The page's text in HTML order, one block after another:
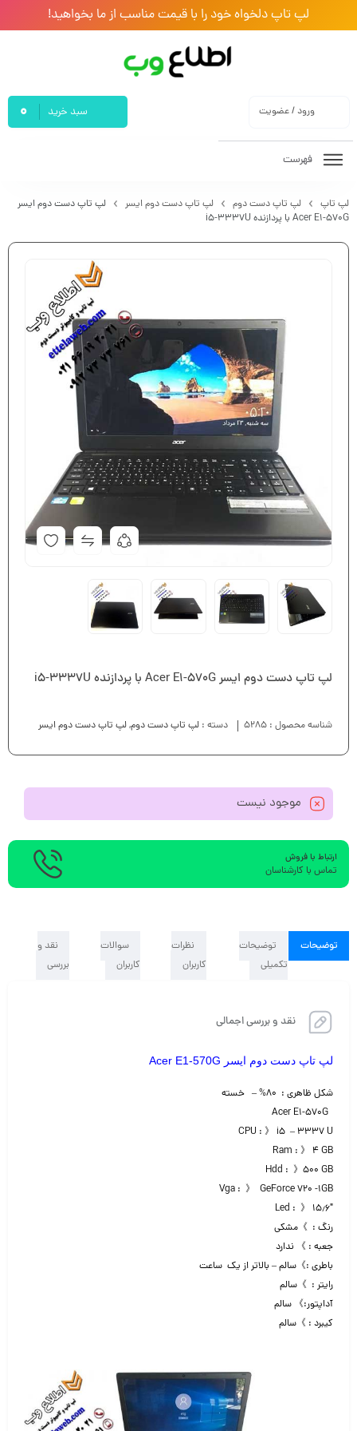
لپ تاپ دلخواه خود را با قیمت مناسب از ما بخواهید!
ورود / عضویت سبد خرید 0
فهرست
لپ تاپ لپ تاپ دست دوم لپ تاپ دست دوم ایسر
لپ تاپ دست دوم ایسر
Acer E1-570G با پردازنده i5-3337U
لپ تاپ دست دوم ایسر Acer E1-570G با پردازنده i5-3337U
شناسه محصول : 5285 دسته : لپ تاپ دست دوم,لپ تاپ دست دوم ایسر
موجود نیست
ارتباط با فروش
تماس با کارشناسان
توضیحات
توضیحات
تکمیلی
نظرات
کاربران
سوالات
کاربران
نقد و
بررسی
نقد و بررسی اجمالی
لپ تاپ دست دوم ایسر Acer E1-570G
شکل ظاهری : ۸۰% – خسته
CPU : 》 i5 – ۳۳۳۷ U
Ram : 》 ۴ GB
Hdd : 》۵۰۰ GB
Vga : 》 GeForce 720 -1GB
Led : 》 ۱۵٫۶″
رنگ : 》مشکی
جعبه : 》 ندارد
باطری :》سالم – بالاتر از یک ساعت
رایتر : 》سالم
آداپتور:》 سالم
کیبرد : 》سالم